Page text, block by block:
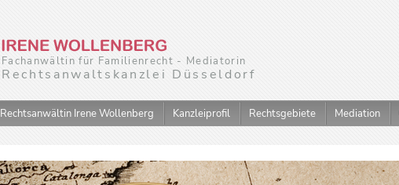
Fachanwältin für Familienrecht - Mediatorin
Rechtsanwaltskanzlei Düsseldorf
Rechtsanwältin Irene Wollenberg Kanzleiprofil Rechtsgebiete Mediation